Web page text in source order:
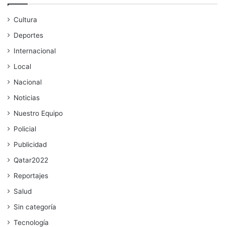
Cultura
Deportes
Internacional
Local
Nacional
Noticias
Nuestro Equipo
Policial
Publicidad
Qatar2022
Reportajes
Salud
Sin categoría
Tecnología